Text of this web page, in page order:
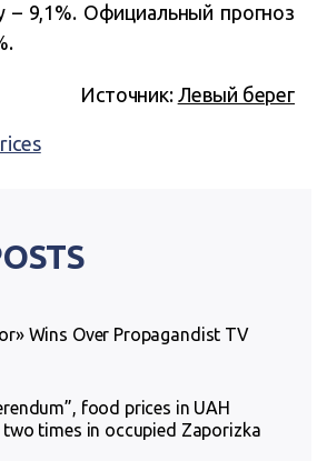
– 9,1%. Официальный прогноз
Источник: Левый берег
Wins Over Propagandist TV
food prices in UAH
times in occupied Zaporizka